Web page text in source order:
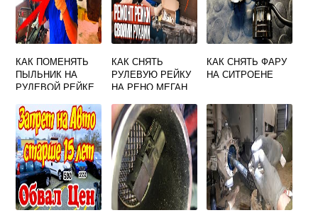
КАК ПОМЕНЯТЬ
ПЫЛЬНИК НА
РУЛЕВОЙ РЕЙКЕ
КАК СНЯТЬ
РУЛЕВУЮ РЕЙКУ
НА РЕНО МЕГАН
КАК СНЯТЬ ФАРУ
НА СИТРОЕНЕ